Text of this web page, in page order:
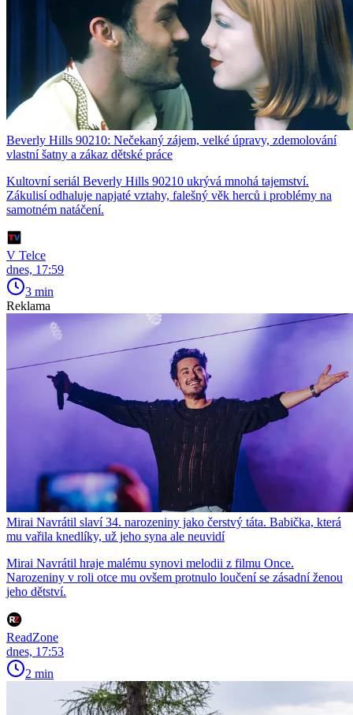
Beverly Hills 90210: Nečekaný zájem, velké úpravy, zdemolování
vlastní šatny a zákaz dětské práce
Kultovní seriál Beverly Hills 90210 ukrývá mnohá tajemství.
Zákulisí odhaluje napjaté vztahy, falešný věk herců i problémy na
samotném natáčení.
V Telce
dnes, 17:59
3 min
Reklama
Mirai Navrátil slaví 34. narozeniny jako čerstvý táta. Babička, která
mu vařila knedlíky, už jeho syna ale neuvidí
Mirai Navrátil hraje malému synovi melodii z filmu Once.
Narozeniny v roli otce mu ovšem protnulo loučení se zásadní ženou
jeho dětství.
ReadZone
dnes, 17:53
2 min